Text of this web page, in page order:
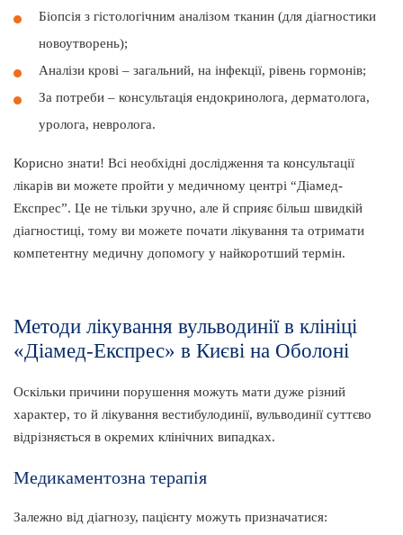
Біопсія з гістологічним аналізом тканин (для діагностики
новоутворень);
Аналізи крові – загальний, на інфекції, рівень гормонів;
За потреби – консультація ендокринолога, дерматолога,
уролога, невролога.
Корисно знати! Всі необхідні дослідження та консультації
лікарів ви можете пройти у медичному центрі “Діамед-
Експрес”. Це не тільки зручно, але й сприяє більш швидкій
діагностиці, тому ви можете почати лікування та отримати
компетентну медичну допомогу у найкоротший термін.
Методи лікування вульводинії в клініці
«Діамед-Експрес» в Києві на Оболоні
Оскільки причини порушення можуть мати дуже різний
характер, то й лікування вестибулодинії, вульводинії суттєво
відрізняється в окремих клінічних випадках.
Медикаментозна терапія
Залежно від діагнозу, пацієнту можуть призначатися: